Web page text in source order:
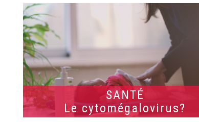
SANTÉ
Le cytomégalovirus?